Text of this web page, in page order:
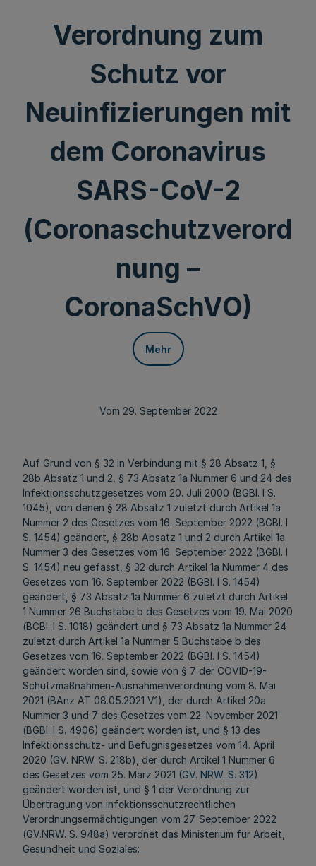
Verordnung zum
Schutz vor
Neuinfizierungen mit
dem Coronavirus
SARS-CoV-2
(Coronaschutzverord
nung –
CoronaSchVO)
Mehr
Vom 29. September 2022
Auf Grund von § 32 in Verbindung mit § 28 Absatz 1, §
28b Absatz 1 und 2, § 73 Absatz 1a Nummer 6 und 24 des
Infektionsschutzgesetzes vom 20. Juli 2000 (BGBl. I S.
1045), von denen § 28 Absatz 1 zuletzt durch Artikel 1a
Nummer 2 des Gesetzes vom 16. September 2022 (BGBl. I
S. 1454) geändert, § 28b Absatz 1 und 2 durch Artikel 1a
Nummer 3 des Gesetzes vom 16. September 2022 (BGBl. I
S. 1454) neu gefasst, § 32 durch Artikel 1a Nummer 4 des
Gesetzes vom 16. September 2022 (BGBl. I S. 1454)
geändert, § 73 Absatz 1a Nummer 6 zuletzt durch Artikel
1 Nummer 26 Buchstabe b des Gesetzes vom 19. Mai 2020
(BGBl. I S. 1018) geändert und § 73 Absatz 1a Nummer 24
zuletzt durch Artikel 1a Nummer 5 Buchstabe b des
Gesetzes vom 16. September 2022 (BGBl. I S. 1454)
geändert worden sind, sowie von § 7 der COVID-19-
Schutzmaßnahmen-Ausnahmenverordnung vom 8. Mai
2021 (BAnz AT 08.05.2021 V1), der durch Artikel 20a
Nummer 3 und 7 des Gesetzes vom 22. November 2021
(BGBl. I S. 4906) geändert worden ist, und § 13 des
Infektionsschutz- und Befugnisgesetzes vom 14. April
2020 (GV. NRW. S. 218b), der durch Artikel 1 Nummer 6
des Gesetzes vom 25. März 2021 (GV. NRW. S. 312)
geändert worden ist, und § 1 der Verordnung zur
Übertragung von infektionsschutzrechtlichen
Verordnungsermächtigungen vom 27. September 2022
(GV.NRW. S. 948a) verordnet das Ministerium für Arbeit,
Gesundheit und Soziales: